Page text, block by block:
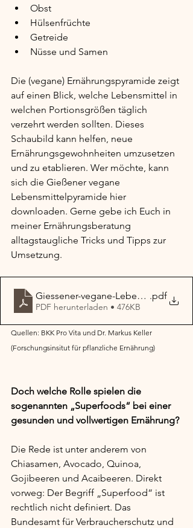
Obst
Hülsenfrüchte
Getreide
Nüsse und Samen
Die (vegane) Ernährungspyramide zeigt
auf einen Blick, welche Lebensmittel in
welchen Portionsgrößen täglich
verzehrt werden sollten. Dieses
Schaubild kann helfen, neue
Ernährungsgewohnheiten umzusetzen
und zu etablieren. Wer möchte, kann
sich die Gießener vegane
Lebensmittelpyramide hier
downloaden. Gerne gebe ich Euch in
meiner Ernährungsberatung
alltagstaugliche Tricks und Tipps zur
Umsetzung.
Giessener-vegane- .pdf
PDF herunterladen • 476KB
Quellen: BKK Pro Vita und Dr. Markus Keller
(Forschungsinsitut für pflanzliche Ernährung)
Doch welche Rolle spielen die
sogenannten „Superfoods“ bei einer
gesunden und vollwertigen Ernährung?
Die Rede ist unter anderem von
Chiasamen, Avocado, Quinoa,
Gojibeeren und Acaibeeren. Direkt
vorweg: Der Begriff „Superfood“ ist
rechtlich nicht definiert. Das
Bundesamt für Verbraucherschutz und